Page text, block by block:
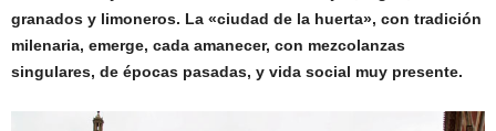
granados y limoneros. La «ciudad de la huerta», con tradición
milenaria, emerge, cada amanecer, con mezcolanzas
singulares, de épocas pasadas, y vida social muy presente.